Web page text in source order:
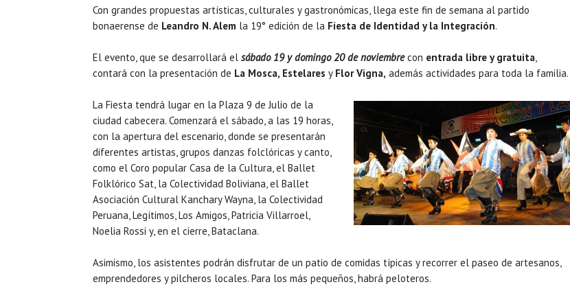
Con grandes propuestas artísticas, culturales y gastronómicas, llega este fin de semana al partido
bonaerense de Leandro N. Alem la 19° edición de la Fiesta de Identidad y la Integración.
El evento, que se desarrollará el sábado 19 y domingo 20 de noviembrecon entrada libre y gratuita,
contará con la presentación de La Mosca, Estelares y Flor Vigna, además actividades para toda la familia.
La Fiesta tendrá lugar en la Plaza 9 de Julio de la
ciudad cabecera. Comenzará el sábado, a las 19 horas,
con la apertura del escenario, donde se presentarán
diferentes artistas, grupos danzas folclóricas y canto,
como el Coro popular Casa de la Cultura, el Ballet
Folklórico Sat, la Colectividad Boliviana, el Ballet
Asociación Cultural Kanchary Wayna, la Colectividad
Peruana, Legítimos, Los Amigos, Patricia Villarroel,
Noelia Rossi y, en el cierre, Bataclana.
Asimismo, los asistentes podrán disfrutar de un patio de comidas típicas y recorrer el paseo de artesanos,
emprendedores y pilcheros locales. Para los más pequeños, habrá peloteros.